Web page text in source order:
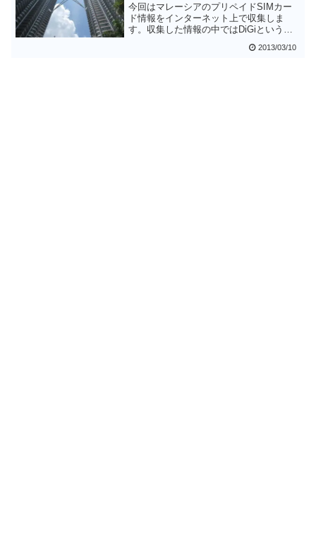
今回はマレーシアのプリペイドSIMカー
ド情報をインターネット上で収集しま
す。収集した情報の中ではDiGiという携
す。しかしマレーシアの携帯電話事情は
2013/03/10